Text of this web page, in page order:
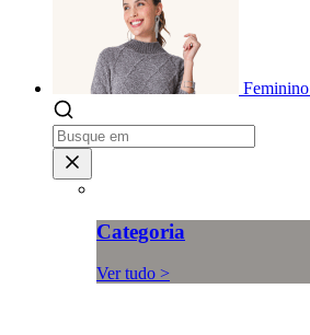
Feminino
Categoria
Ver tudo >